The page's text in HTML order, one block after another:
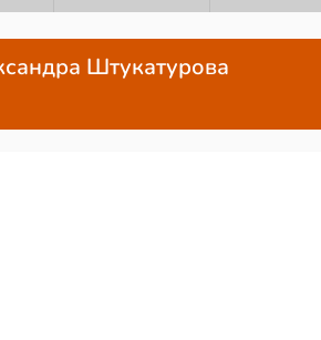
Штукатурова